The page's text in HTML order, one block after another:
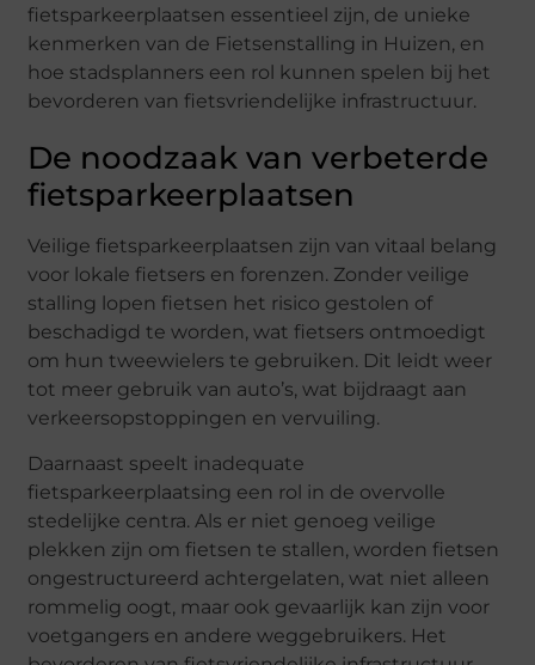
fietsparkeerplaatsen essentieel zijn, de unieke
kenmerken van de Fietsenstalling in Huizen, en
hoe stadsplanners een rol kunnen spelen bij het
bevorderen van fietsvriendelijke infrastructuur.
De noodzaak van verbeterde
fietsparkeerplaatsen
Veilige fietsparkeerplaatsen zijn van vitaal belang
voor lokale fietsers en forenzen. Zonder veilige
stalling lopen fietsen het risico gestolen of
beschadigd te worden, wat fietsers ontmoedigt
om hun tweewielers te gebruiken. Dit leidt weer
tot meer gebruik van auto’s, wat bijdraagt aan
verkeersopstoppingen en vervuiling.
Daarnaast speelt inadequate
fietsparkeerplaatsing een rol in de overvolle
stedelijke centra. Als er niet genoeg veilige
plekken zijn om fietsen te stallen, worden fietsen
ongestructureerd achtergelaten, wat niet alleen
rommelig oogt, maar ook gevaarlijk kan zijn voor
voetgangers en andere weggebruikers. Het